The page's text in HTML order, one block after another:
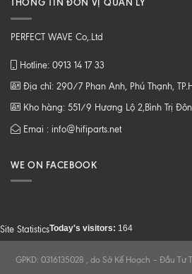
THÔNG TIN ĐƠN VỊ QUẢN LÝ
PERFECT WAVE Co,.Ltd
Hotline: 0913 14 17 33
Địa chỉ: 290/7 Phan Anh, Phú Thạnh,
Kho hàng: 551/9 Hương Lộ 2,Bình Trị
Emai : info@hifiparts.net
WE ON FACEBOOK
Site StatisticsToday's visitors: 164
GPKD: 0316135028 , do Sở Kế Hoạch – Đầu